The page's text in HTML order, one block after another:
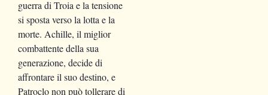
guerra di Troia e la tensione
si sposta verso la lotta e la
morte. Achille, il miglior
combattente della sua
generazione, decide di
affrontare il suo destino, e
Patroclo non può tollerare di